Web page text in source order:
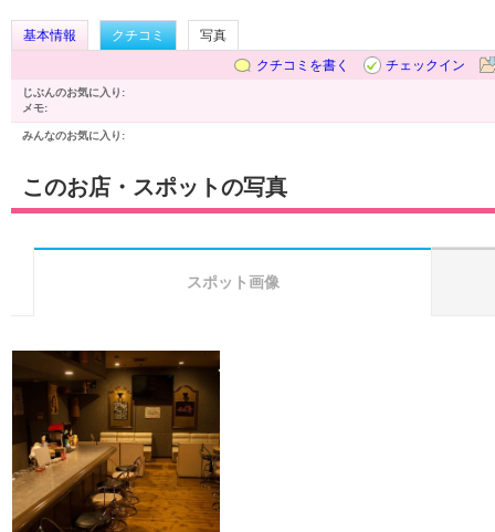
基本情報 クチコミ
写真
クチコミを書く
チェックイン
じぶんのお気に入り:
メモ:
みんなのお気に入り:
このお店・スポットの写真
スポット画像